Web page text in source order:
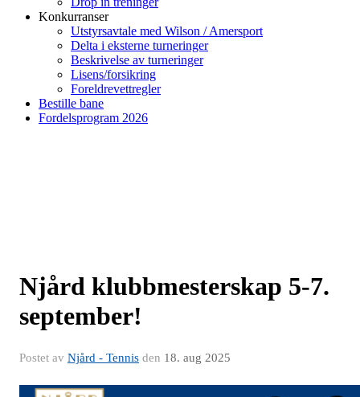
Konkurranser
Utstyrsavtale med Wilson / Amersport
Delta i eksterne turneringer
Beskrivelse av turneringer
Lisens/forsikring
Foreldrevettregler
Bestille bane
Fordelsprogram 2026
Njård klubbmesterskap 5-7.
september!
Postet av Njård - Tennis den 18. aug 2025